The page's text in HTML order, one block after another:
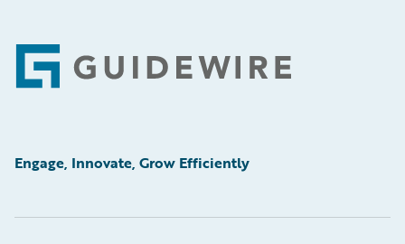
Footer
Engage, Innovate, Grow Efficiently